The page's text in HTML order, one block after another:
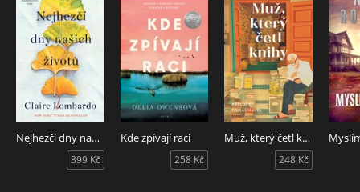
Nejhezčí dny našich životů
399 Kč
Kde zpívají raci
258 Kč
Muž, který četl knihy
248 Kč